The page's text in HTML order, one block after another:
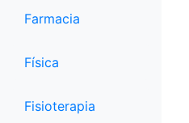
Farmacia
Física
Fisioterapia